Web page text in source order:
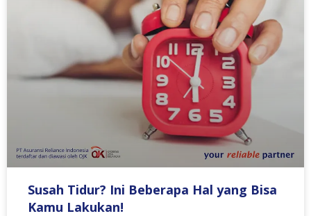
Susah Tidur? Ini Beberapa Hal yang Bisa
Kamu Lakukan!